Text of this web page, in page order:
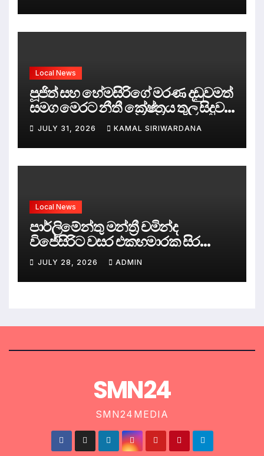
Local News
පූජිත් සහ හේමසිරිගේ මරණ දඩුවමත්
සමග මෙරට නීතී ක්‍රේෂ්ත්‍රය තුල සිදුව
ඇත්තේ කුමක්ද ?
JULY 31, 2026 KAMAL SIRIWARDANA
Local News
පාර්ලිමේන්තු මන්ත්‍රී චමින්ද
විජේසිරිට වසර එකහමාරක සිර
දඬුවම්.
JULY 28, 2026 ADMIN
SMN24
SMN24MEDIA